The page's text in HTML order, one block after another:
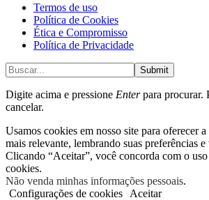
Termos de uso
Política de Cookies
Ética e Compromisso
Política de Privacidade
Submit
Digite acima e pressione Enterpara procurar.
cancelar.
Usamos cookies em nosso site para oferecer
mais relevante, lembrando suas preferências e
Clicando “Aceitar”, você concorda com o
cookies.
Não venda minhas informações pessoais.
Configurações de cookies
Aceitar